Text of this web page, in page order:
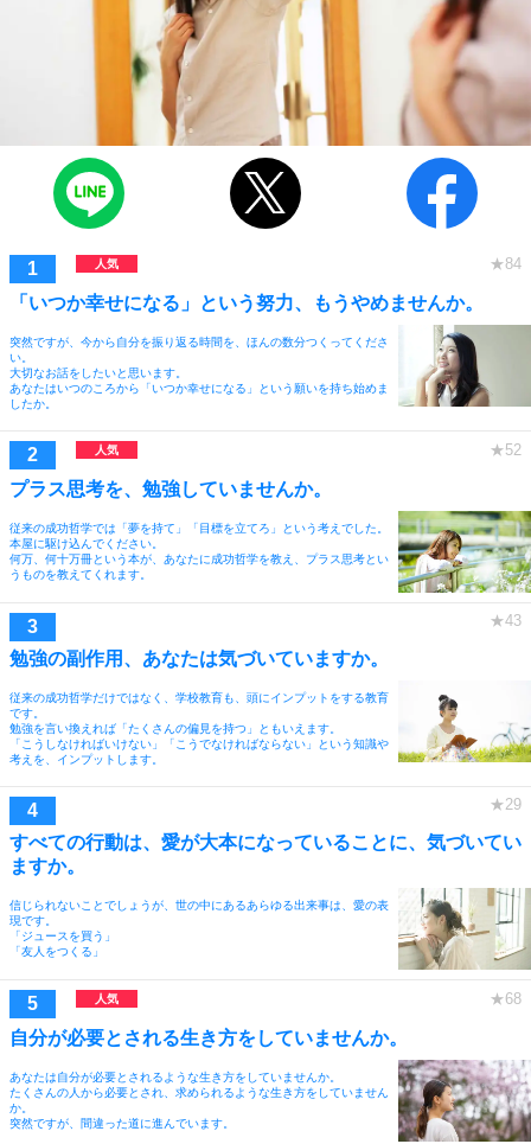
「いつか幸せになる」という努力、もうやめませんか。
突然ですが、今から自分を振り返る時間を、ほんの数分つくってくださ
い。
大切なお話をしたいと思います。
あなたはいつのころから「いつか幸せになる」という願いを持ち始めま
したか。
プラス思考を、勉強していませんか。
従来の成功哲学では「夢を持て」「目標を立てろ」という考えでした。
本屋に駆け込んでください。
何万、何十万冊という本が、あなたに成功哲学を教え、プラス思考とい
うものを教えてくれます。
勉強の副作用、あなたは気づいていますか。
従来の成功哲学だけではなく、学校教育も、頭にインプットをする教育
です。
勉強を言い換えれば「たくさんの偏見を持つ」ともいえます。
「こうしなければいけない」「こうでなければならない」という知識や
考えを、インプットします。
すべての行動は、愛が大本になっていることに、気づいてい
ますか。
信じられないことでしょうが、世の中にあるあらゆる出来事は、愛の表
現です。
「ジュースを買う」
「友人をつくる」
自分が必要とされる生き方をしていませんか。
あなたは自分が必要とされるような生き方をしていませんか。
たくさんの人から必要とされ、求められるような生き方をしていません
か。
突然ですが、間違った道に進んでいます。